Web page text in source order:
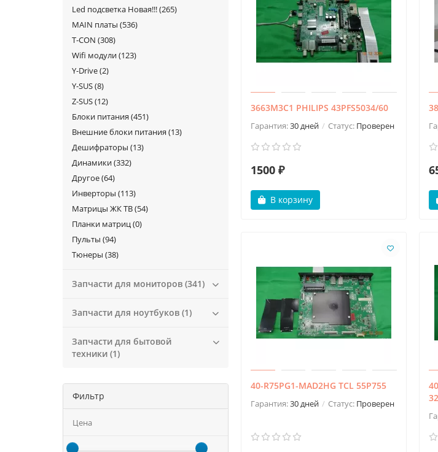
Led подсветка Новая!!! (265)
MAIN платы (536)
T-СON (308)
Wifi модули (123)
Y-Drive (2)
Y-SUS (8)
Z-SUS (12)
Блоки питания (451)
Внешние блоки питания (13)
Дешифраторы (13)
Динамики (332)
Другое (64)
Инверторы (113)
Матрицы ЖК ТВ (54)
Планки матриц (0)
Пульты (94)
Тюнеры (38)
Запчасти для мониторов (341)
Запчасти для ноутбуков (1)
Запчасти для бытовой
техники (1)
Фильтр
Цена
3663M3C1 PHILIPS 43PFS5034/60
Гарантия:30 дней Статус: Проверен
1500 ₽
В корзину
40-R75PG1-MAD2HG TCL 55P755
Гарантия:30 дней Статус: Проверен